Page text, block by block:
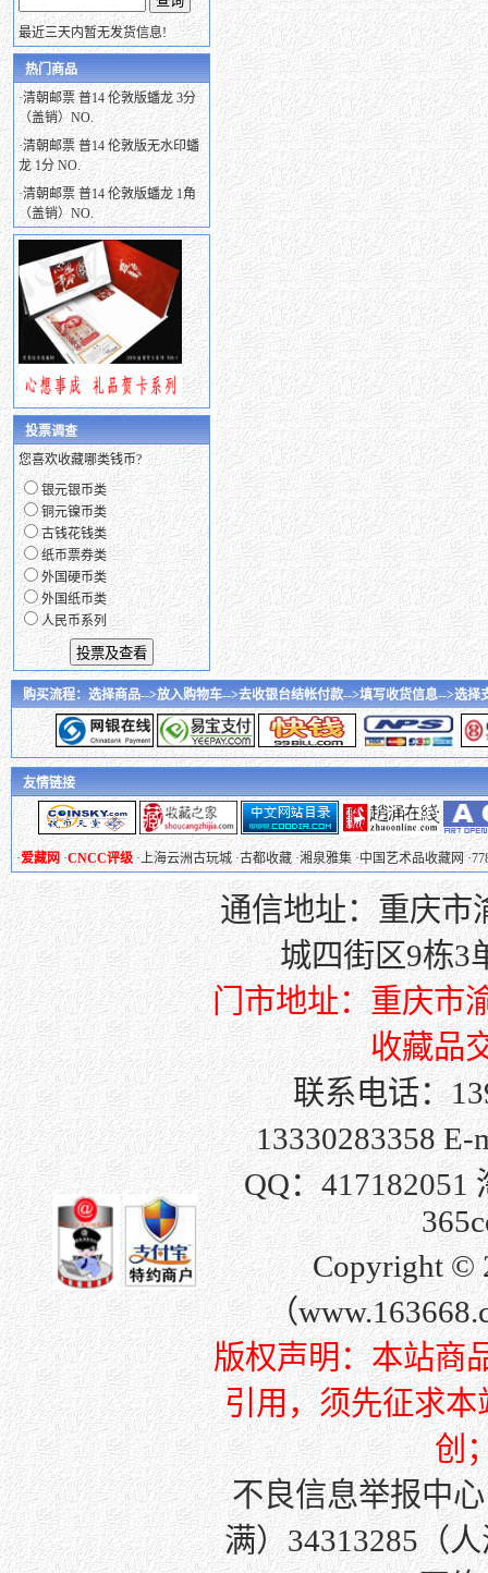
最近三天内暂无发货信息!
热门商品
·清朝邮票 普14 伦敦版蟠龙 3分
（盖销）NO.
·清朝邮票 普14 伦敦版无水印蟠
龙 1分 NO.
·清朝邮票 普14 伦敦版蟠龙 1角
（盖销）NO.
投票调查
您喜欢收藏哪类钱币?
银元银币类
铜元镍币类
古钱花钱类
纸币票券类
外国硬币类
外国纸币类
人民币系列
购买流程：选择商品-->放入购物车-->去收银台结帐付款-->填写收货信息-->选
友情链接
·爱藏网 ·CNCC评级·上海云洲古玩城 ·古都收藏·湘泉雅集 ·中国艺术品收藏网·
通信地址：重庆市
城四街区9栋3
门市地址：重庆市
收藏品
联系电话：
13330283358 E-
QQ：417182051
Copyright ©
（
版权声明：本站商
引用，须先征求本
创
不良信息举报中心
满）34313285（